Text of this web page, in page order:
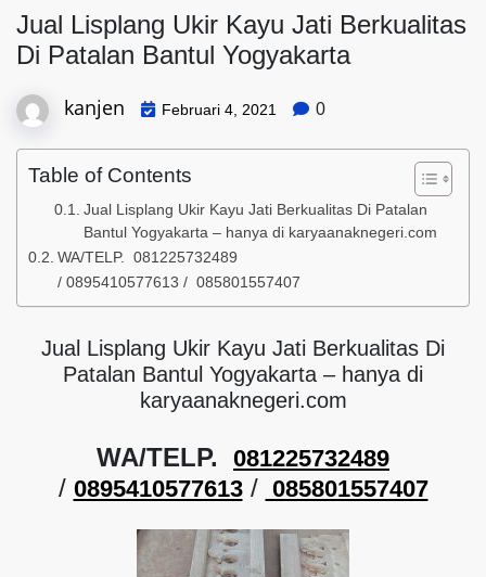
Jual Lisplang Ukir Kayu Jati Berkualitas
Di Patalan Bantul Yogyakarta
kanjen Februari 4, 2021 0
Table of Contents
Jual Lisplang Ukir Kayu Jati Berkualitas Di Patalan
Bantul Yogyakarta – hanya di karyaanaknegeri.com
WA/TELP. 081225732489
/ 0895410577613 / 085801557407
Jual Lisplang Ukir Kayu Jati Berkualitas Di
Patalan Bantul Yogyakarta – hanya di
karyaanaknegeri.com
WA/TELP. 081225732489
/ 0895410577613/ 085801557407